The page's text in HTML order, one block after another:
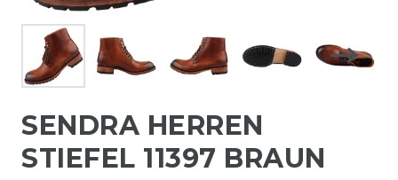
SENDRA HERREN
STIEFEL 11397 BRAUN